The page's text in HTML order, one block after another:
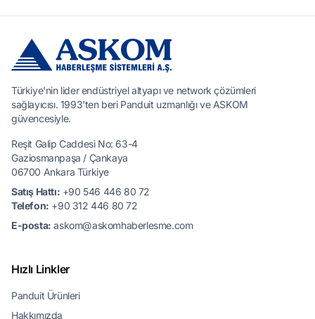
Türkiye'nin lider endüstriyel altyapı ve network çözümleri
sağlayıcısı. 1993'ten beri Panduit uzmanlığı ve ASKOM
güvencesiyle.
Reşit Galip Caddesi No: 63-4
Gaziosmanpaşa / Çankaya
06700 Ankara Türkiye
Satış Hattı: +90 546 446 80 72
Telefon: +90 312 446 80 72
E-posta: askom@askomhaberlesme.com
Hızlı Linkler
Panduit Ürünleri
Hakkımızda